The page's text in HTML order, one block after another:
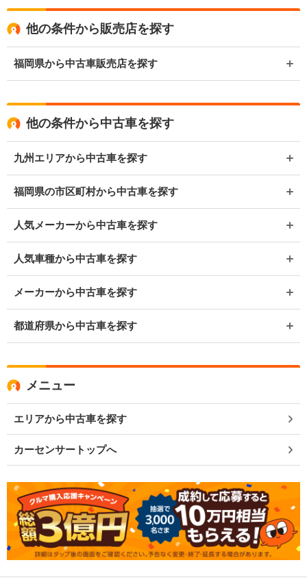
他の条件から販売店を探す
福岡県から中古車販売店を探す
他の条件から中古車を探す
九州エリアから中古車を探す
福岡県の市区町村から中古車を探す
人気メーカーから中古車を探す
人気車種から中古車を探す
メーカーから中古車を探す
都道府県から中古車を探す
メニュー
エリアから中古車を探す
カーセンサートップへ